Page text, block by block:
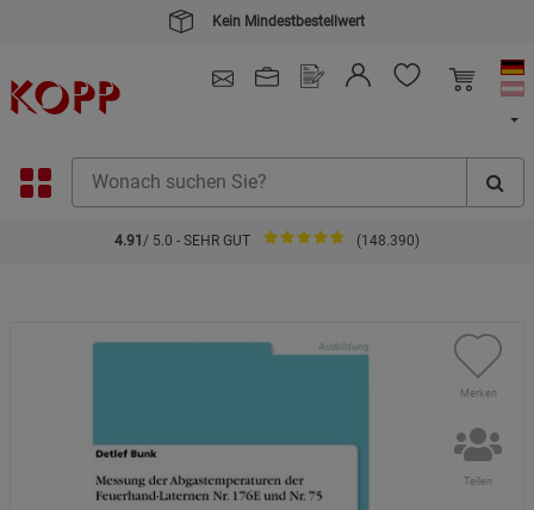
Kein Mindestbestellwert
4.91 / 5.0 - SEHR GUT (148.390)
Merken
Teilen